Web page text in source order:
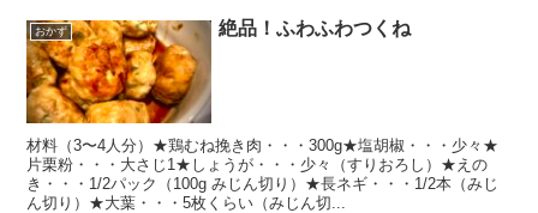
おかず 絶品！ふわふわつくね
材料（3〜4人分）★鶏むね挽き肉・・・300g★塩胡椒・・・少々★
片栗粉・・・大さじ1★しょうが・・・少々（すりおろし）★えの
き・・・1/2パック（100g みじん切り）★長ネギ・・・1/2本（みじ
ん切り）★大葉・・・5枚くらい（みじん切...